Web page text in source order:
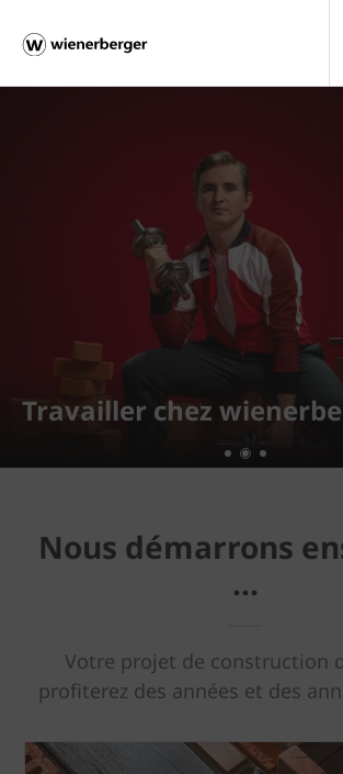
Nos showrooms
Nous démarrons
...
Votre projet de construction
profiterez des années et des